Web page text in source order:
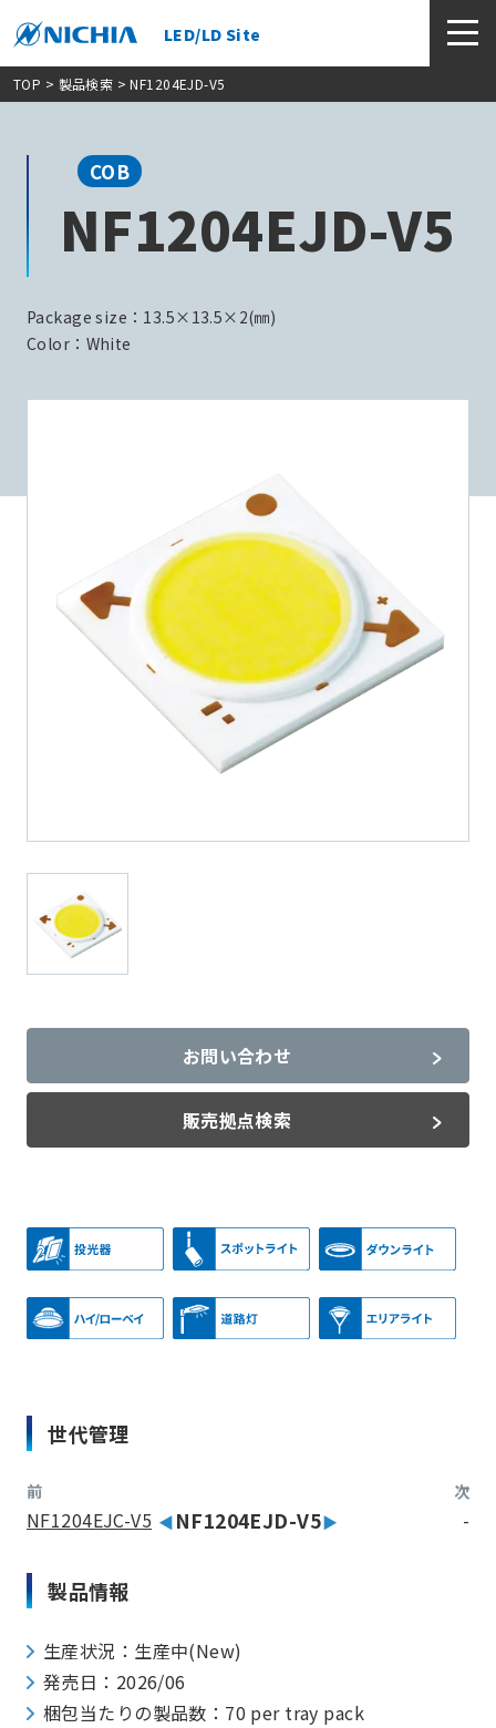
LED/LD Site
TOP > 製品検索 > NF1204EJD-V5
COB
NF1204EJD-V5
Package size：13.5×13.5×2(㎜)
Color：White
お問い合わせ
販売拠点検索
世代管理
前
NF1204EJC-V5 NF1204EJD-V5
次
-
製品情報
生産状況：生産中(New)
発売日：2026/06
梱包当たりの製品数：70 per tray pack